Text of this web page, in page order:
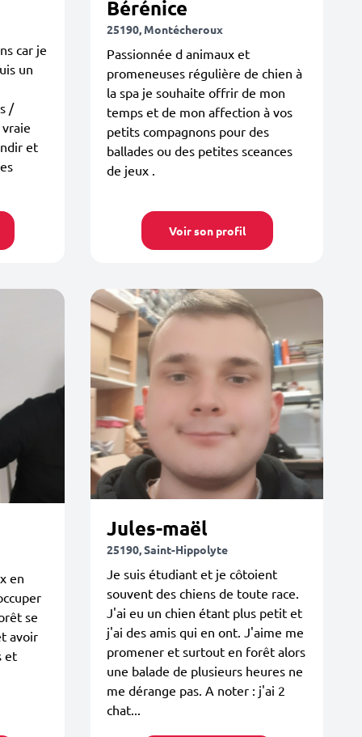
car je
un
/
et
Bérénice
25190, Montécheroux
Passionnée d animaux et
promeneuses régulière de chien à
la spa je souhaite offrir de mon
temps et de mon affection à vos
petits compagnons pour des
ballades ou des petites sceances
de jeux .
Voir son profil
en
se
avoir
et
Jules-maël
25190, Saint-Hippolyte
Je suis étudiant et je côtoient
souvent des chiens de toute race.
J'ai eu un chien étant plus petit et
j'ai des amis qui en ont. J'aime me
promener et surtout en forêt alors
une balade de plusieurs heures ne
me dérange pas. A noter : j'ai 2
chat...